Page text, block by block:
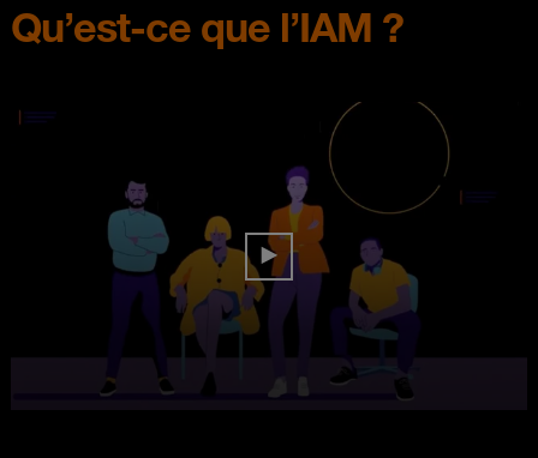
Qu’est-ce que l’IAM ?